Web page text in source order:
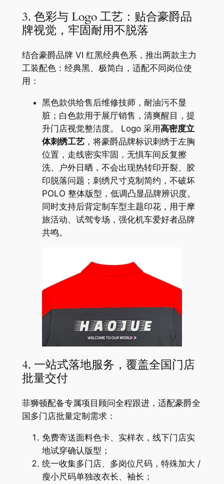
3. 色彩与 Logo 工艺：贴合豪爵品
牌视觉，牢固耐用不脱落
结合豪爵品牌 VI 红黑经典色系，推出两款主力
工装配色：经典黑、极简白，适配不同岗位使
用：
黑色款供给售后维修技师，耐油污不显
脏；白色款用于展厅销售，清爽醒目，提
升门店视觉整洁度。 Logo 采用高密度立
体刺绣工艺，将豪爵品牌标识刺绣于左胸
位置，走线密实牢固，无惧车间反复擦
洗、户外日晒，不会出现热转印开裂、胶
印脱落问题；刺绣尺寸克制简约，不破坏
POLO 整体版型，低调凸显品牌辨识度。
同时支持后背定制车型主题印花，用于摩
旅活动、试驾专场，强化机车爱好者品牌
共鸣。
4. 一站式落地服务，覆盖全国门店
批量交付
菲狮顿配备专属项目顾问全程跟进，适配豪爵全
国多门店批量定制需求：
免费寄送面料色卡、实样衣，线下门店实
地试穿确认版型；
统一收集多门店、多岗位尺码，特殊加大 /
瘦小尺码单独改衣长、袖长；